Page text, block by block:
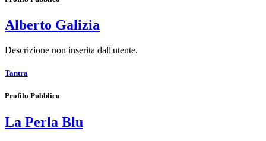
Alberto Galizia
Descrizione non inserita dall'utente.
Tantra
Profilo Pubblico
La Perla Blu